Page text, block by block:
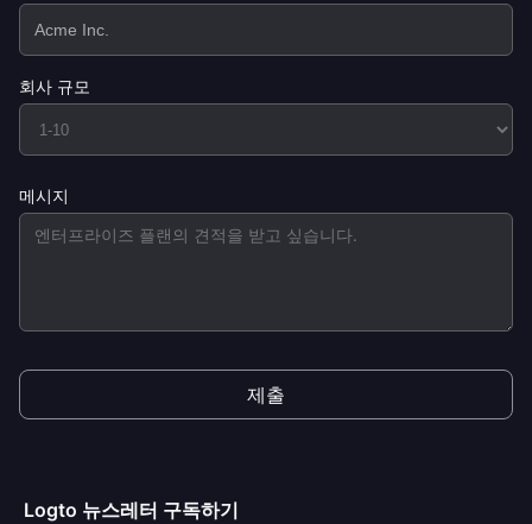
회사 규모
메시지
제출
Logto 뉴스레터 구독하기